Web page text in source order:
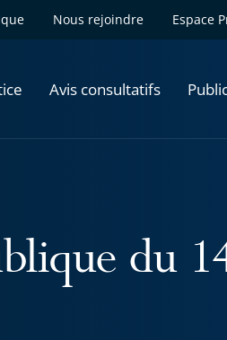
Nous rejoindre Espace
Avis consultatifs
du